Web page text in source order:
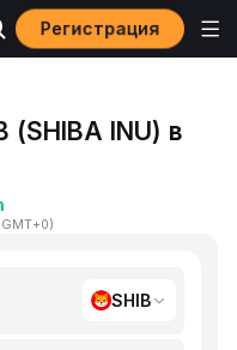
Регистрация
(SHIBA INU) в
GMT+0)
SHIB